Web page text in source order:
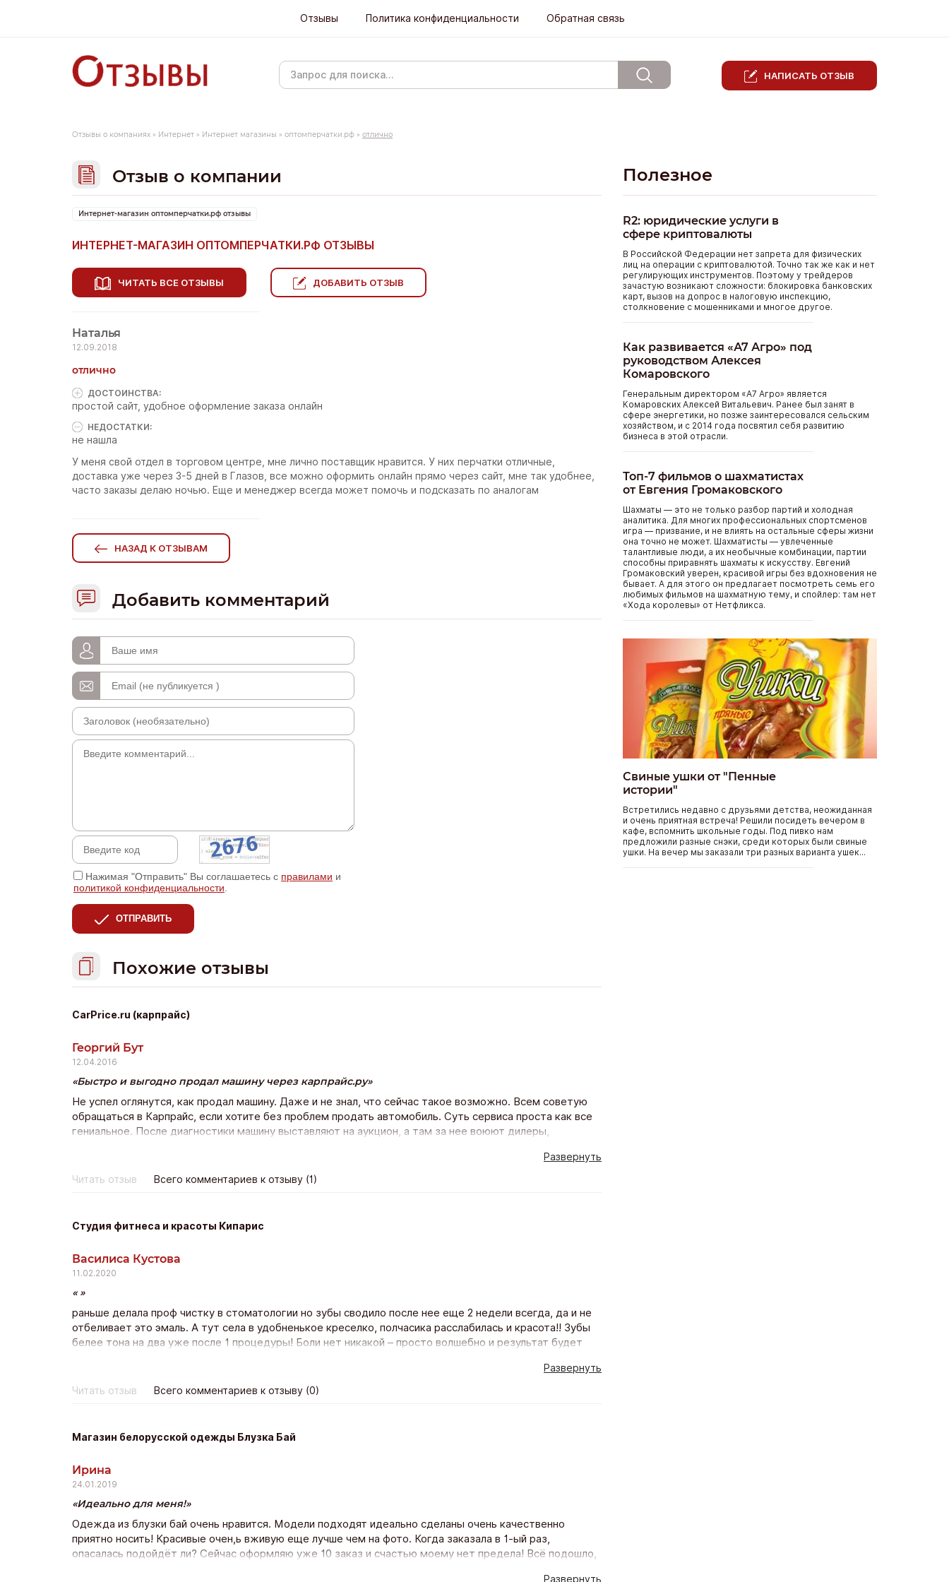
Отзывы Политика конфиденциальности Обратная связь
НАПИСАТЬ ОТЗЫВ
Отзывы о компаниях » Интернет » Интернет магазины » оптомперчатки.рф » отлично
Отзыв о компании
Интернет-магазин оптомперчатки.рф отзывы
ИНТЕРНЕТ-МАГАЗИН ОПТОМПЕРЧАТКИ.РФ ОТЗЫВЫ
ЧИТАТЬ ВСЕ ОТЗЫВЫ ДОБАВИТЬ ОТЗЫВ
Наталья
12.09.2018
отлично
ДОСТОИНCТВА:
простой сайт, удобное оформление заказа онлайн
НЕДОСТАТКИ:
не нашла
У меня свой отдел в торговом центре, мне лично поставщик нравится. У них перчатки отличные,
доставка уже через 3-5 дней в Глазов, все можно оформить онлайн прямо через сайт, мне так удобнее,
часто заказы делаю ночью. Еще и менеджер всегда может помочь и подсказать по аналогам
НАЗАД К ОТЗЫВАМ
Добавить комментарий
Нажимая "Отправить" Вы соглашаетесь с правилами и
политикой конфиденциальности
ОТПРАВИТЬ
Похожие отзывы
CarPrice.ru (карпрайс)
Георгий Бут
12.04.2016
Быстро и выгодно продал машину через карпрайс.ру
Не успел оглянутся, как продал машину. Даже и не знал, что сейчас такое возможно. Всем советую
обращаться в Карпрайс, если хотите без проблем продать автомобиль. Суть сервиса проста как все
гениальное. После диагностики машину выставляют на аукцион, а там за нее воюют дилеры,
наблюдаешь за торгами и посмеиваешься. Все услуги бесплатные. Как сказал менеджер Артем, если
цена не устроит, то вы ни за что не платите. Но меня цена устроила.
Развернуть
Читать отзыв
Всего комментариев к отзыву (1)
Студия фитнеса и красоты Кипарис
Василиса Кустова
11.02.2020
раньше делала проф чистку в стоматологии но зубы сводило после нее еще 2 недели всегда, да и не
отбеливает это эмаль. А тут села в удобненькое креселко, полчасика расслабилась и красота!! Зубы
белее тона на два уже после 1 процедуры! Боли нет никакой – просто волшебно и результат будет
Развернуть
Читать отзыв
Всего комментариев к отзыву (0)
Магазин белорусской одежды Блузка Бай
Ирина
24.01.2019
Идеально для меня!
Одежда из блузки бай очень нравится. Модели подходят идеально сделаны очень качественно
приятно носить! Красивые очен,ь вживую еще лучше чем на фото. Когда заказала в 1-ый раз,
опасалась подойдёт ли? Сейчас оформляю уже 10 заказ и счастью моему нет предела! Всё подошло,
Развернуть
Полезное
R2: юридические услуги в
сфере криптовалюты
В Российской Федерации нет запрета для физических
лиц на операции с криптовалютой. Точно так же как и нет
регулирующих инструментов. Поэтому у трейдеров
зачастую возникают сложности: блокировка банковских
карт, вызов на допрос в налоговую инспекцию,
столкновение с мошенниками и многое другое.
Как развивается «А7 Агро» под
руководством Алексея
Комаровского
Генеральным директором «А7 Агро» является
Комаровских Алексей Витальевич. Ранее был занят в
сфере энергетики, но позже заинтересовался сельским
хозяйством, и с 2014 года посвятил себя развитию
бизнеса в этой отрасли.
Топ-7 фильмов о шахматистах
от Евгения Громаковского
Шахматы — это не только разбор партий и холодная
аналитика. Для многих профессиональных спортсменов
игра — призвание, и не влиять на остальные сферы жизни
она точно не может. Шахматисты — увлеченные
талантливые люди, а их необычные комбинации, партии
способны приравнять шахматы к искусству. Евгений
Громаковский уверен, красивой игры без вдохновения не
бывает. А для этого он предлагает посмотреть семь его
любимых фильмов на шахматную тему, и спойлер: там нет
«Хода королевы» от Нетфликса.
Свиные ушки от "Пенные
истории"
Встретились недавно с друзьями детства, неожиданная
и очень приятная встреча! Решили посидеть вечером в
кафе, вспомнить школьные годы. Под пивко нам
предложили разные снэки, среди которых были свиные
ушки. На вечер мы заказали три разных варианта ушек...